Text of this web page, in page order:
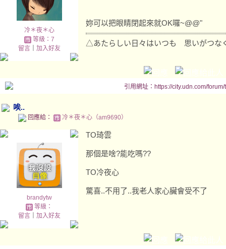
冷＊夜＊心
等級：7
留言｜ 加入好友
妳可以把眼睛閉起來就OK囉~@@"
△あたらしい日々はいつも 思いがつな
引用網址：https://city.udn.com/
唉..
回應給： 冷＊夜＊心（am9690）
brandytw
等級：
留言｜ 加入好友
TO琦雲
那個是啥?能吃嗎??
TO冷夜心
驚喜..不用了..我老人家心臟會受不了